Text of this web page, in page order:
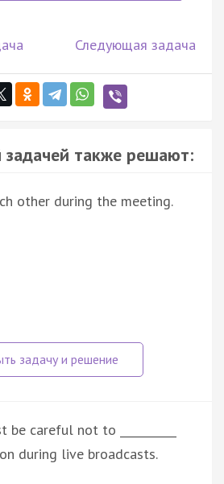
Следующая задача
задачей также решают:
other during the meeting.
careful not to __________
during live broadcasts.